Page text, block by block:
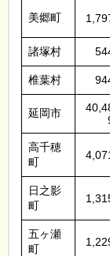
美郷町
諸塚村
椎葉村
延岡市
高千穂
町
日之影
町
五ヶ瀬
町